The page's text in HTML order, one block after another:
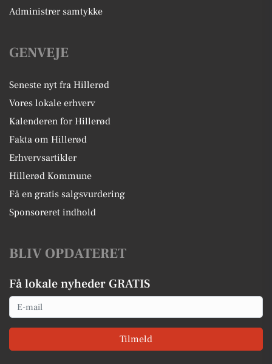
Administrer samtykke
GENVEJE
Seneste nyt fra Hillerød
Vores lokale erhverv
Kalenderen for Hillerød
Fakta om Hillerød
Erhvervsartikler
Hillerød Kommune
Få en gratis salgsvurdering
Sponsoreret indhold
BLIV OPDATERET
Få lokale nyheder GRATIS
Email
Tilmeld